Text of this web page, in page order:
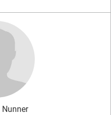
Nunner